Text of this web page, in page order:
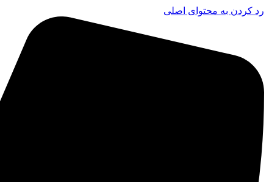
رد کردن به محتوای اصلی